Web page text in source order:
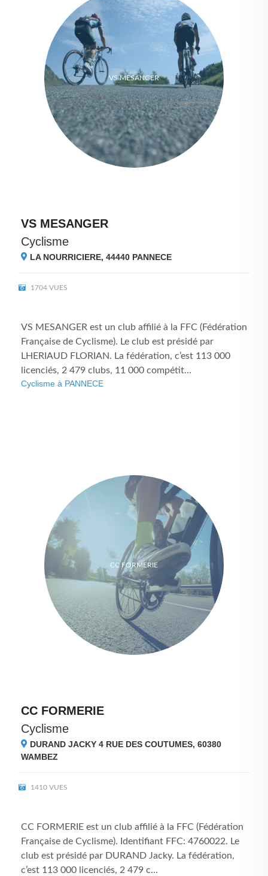
VS MESANGER
VS MESANGER
Cyclisme
LA NOURRICIERE, 44440 PANNECE
1704 VUES
VS MESANGER est un club affilié à la FFC (Fédération
Française de Cyclisme). Le club est présidé par
LHERIAUD FLORIAN. La fédération, c’est 113 000
licenciés, 2 479 clubs, 11 000 compétit...
Cyclisme à PANNECE
CC FORMERIE
CC FORMERIE
Cyclisme
DURAND JACKY 4 RUE DES COUTUMES, 60380
WAMBEZ
1410 VUES
CC FORMERIE est un club affilié à la FFC (Fédération
Française de Cyclisme). Identifiant FFC: 4760022. Le
club est présidé par DURAND Jacky. La fédération,
c’est 113 000 licenciés, 2 479 c...